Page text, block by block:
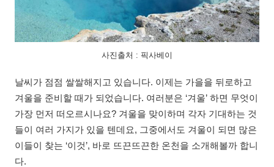
사진출처 : 픽사베이
날씨가 점점 쌀쌀해지고 있습니다. 이제는 가을을 뒤로하고
겨울을 준비할 때가 되었습니다. 여러분은 ‘겨울’ 하면 무엇이
가장 먼저 떠오르시나요? 겨울을 맞이하며 각자 기대하는 것
들이 여러 가지가 있을 텐데요, 그중에서도 겨울이 되면 많은
이들이 찾는 ‘이것’, 바로 뜨끈뜨끈한 온천을 소개해볼까 합니
다.